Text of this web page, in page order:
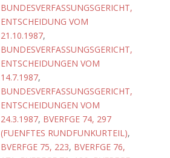
BUNDESVERFASSUNGSGERICHT,
ENTSCHEIDUNG VOM
21.10.1987,
BUNDESVERFASSUNGSGERICHT,
ENTSCHEIDUNGEN VOM
14.7.1987,
BUNDESVERFASSUNGSGERICHT,
ENTSCHEIDUNGEN VOM
24.3.1987, BVERFGE 74, 297
(FUENFTES RUNDFUNKURTEIL),
BVERFGE 75, 223, BVERFGE 76,